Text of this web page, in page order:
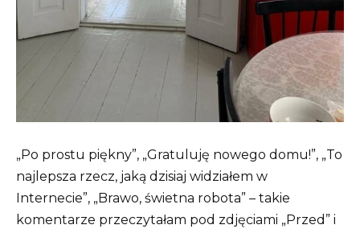
„Po prostu piękny”, „Gratuluję nowego domu!”, „To
najlepsza rzecz, jaką dzisiaj widziałem w
Internecie”, „Brawo, świetna robota” – takie
komentarze przeczytałam pod zdjęciami „Przed” i